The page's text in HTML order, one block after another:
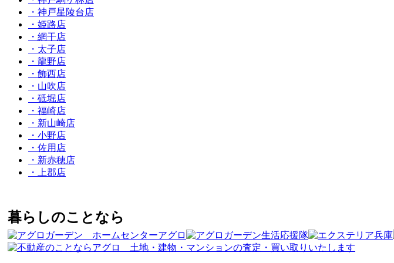
・神戸星陵台店
・姫路店
・網干店
・太子店
・龍野店
・飾西店
・山吹店
・砥堀店
・福崎店
・新山崎店
・小野店
・佐用店
・新赤穂店
・上郡店
暮らしのことなら